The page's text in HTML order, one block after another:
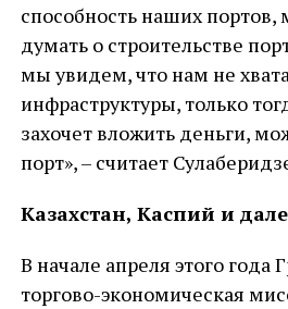
способность наших портов,
думать о строительстве
мы увидем, что нам не
инфраструктуры, только
захочет вложить деньги,
порт», – считает
Казахстан, Каспий и
В начале апреля этого года
торгово-экономическая